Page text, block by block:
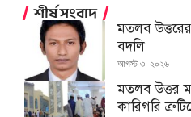
শীর্ষ সংবাদ
মতলব
বদলি
আগস্ট ৩, ২০২৬
মতলব উত্তর
কারিগরি